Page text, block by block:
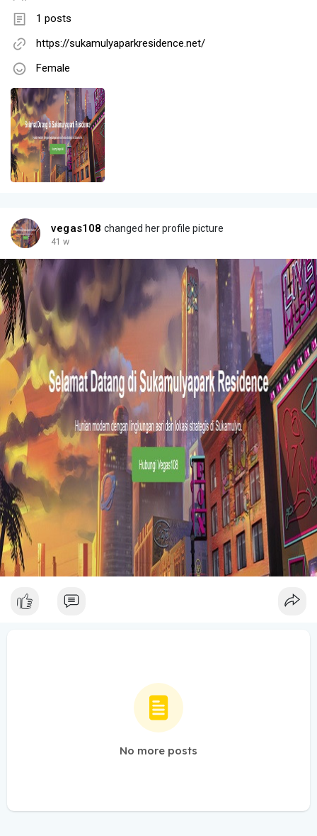
1 posts
https://sukamulyaparkresidence.net/
Female
vegas108 changed her profile picture
41 w
No more posts